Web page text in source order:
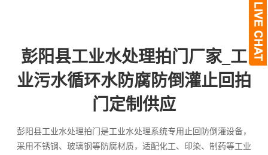
彭阳县工业水处理拍门厂家_工
业污水循环水防腐防倒灌止回拍
门定制供应
彭阳县工业水处理拍门是工业水处理系统专用止回防倒灌设备，
采用不锈钢、玻璃钢等防腐材质，适配化工、印染、制药等工业